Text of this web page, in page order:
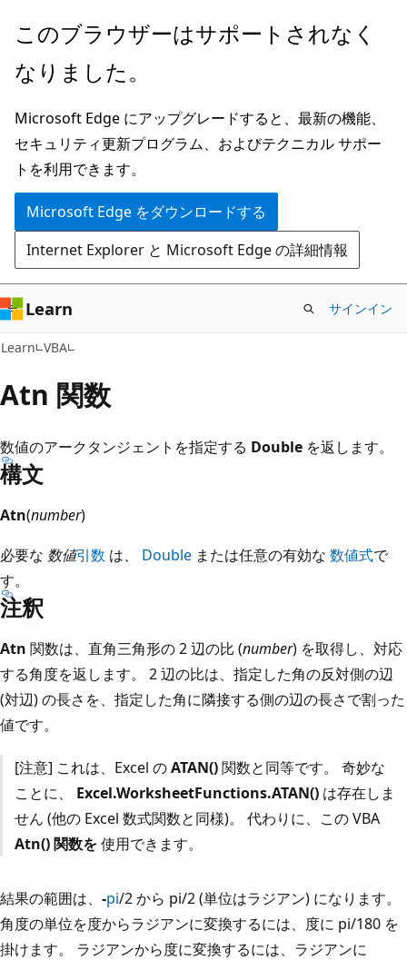
メ
ン
ン
テ
ン
ツ
に
ス
キ
ッ
プ
このブラウザーはサポートされなく
なりました。
Microsoft Edge にアップグレードすると、最新の機能、
セキュリティ更新プログラム、およびテクニカル サポー
トを利用できます。
Microsoft Edge をダウンロードする
Internet Explorer と Microsoft Edge の詳細情報
Learn サインイン
Learn VBA
Atn 関数
数値のアークタンジェントを指定する Double を返します。
構文
Atn(number)
必要な 数値引数 は、 Double または任意の有効な 数値式で
す。
注釈
Atn 関数は、直角三角形の 2 辺の比 (number) を取得し、対応
する角度を返します。 2 辺の比は、指定した角の反対側の辺
(対辺) の長さを、指定した角に隣接する側の辺の長さで割った
値です。
[注意] これは、Excel のATAN()関数と同等です。 奇妙な
ことに、 Excel.WorksheetFunctions.ATAN()は存在しま
せん (他の Excel 数式関数と同様)。 代わりに、この VBA
Atn() 関数を使用できます。
結果の範囲は、 -pi/2 から pi/2 (単位はラジアン) になります。
角度の単位を度からラジアンに変換するには、度に pi/180 を
掛けます。 ラジアンから度に変換するには、ラジアンに